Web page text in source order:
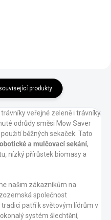
produkty
veřejné zeleně i trávníky
odrůdy směsi Mow Saver
běžných sekaček. Tato
a mulčovací sekání,
nízký přírůstek biomasy a
našim zákazníkům na
společnost
tradici patří k světovým lídrům v
systém šlechtění,